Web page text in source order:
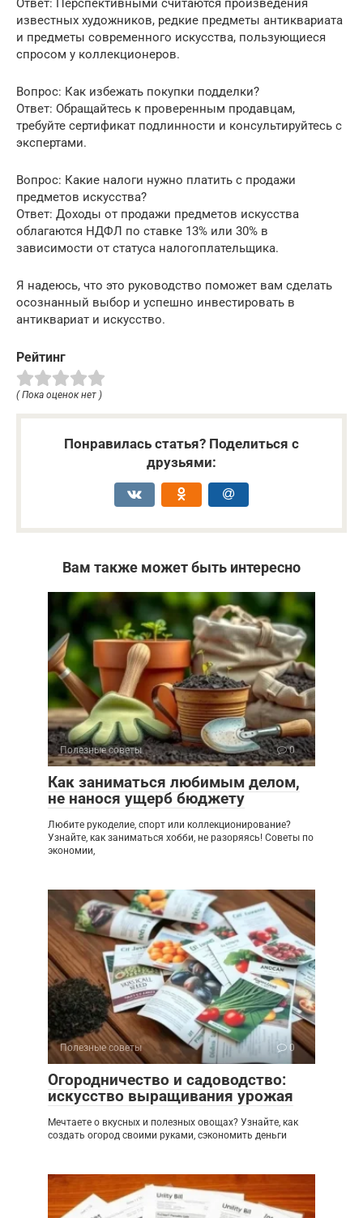
Ответ: Перспективными считаются произведения
известных художников, редкие предметы антиквариата
и предметы современного искусства, пользующиеся
спросом у коллекционеров.
Вопрос: Как избежать покупки подделки?
Ответ: Обращайтесь к проверенным продавцам,
требуйте сертификат подлинности и консультируйтесь с
экспертами.
Вопрос: Какие налоги нужно платить с продажи
предметов искусства?
Ответ: Доходы от продажи предметов искусства
облагаются НДФЛ по ставке 13% или 30% в
зависимости от статуса налогоплательщика.
Я надеюсь, что это руководство поможет вам сделать
осознанный выбор и успешно инвестировать в
антиквариат и искусство.
Рейтинг
( Пока оценок нет )
Понравилась статья? Поделиться с
друзьями:
Вам также может быть интересно
Полезные советы 0
Как заниматься любимым делом,
не нанося ущерб бюджету
Любите рукоделие, спорт или коллекционирование?
Узнайте, как заниматься хобби, не разоряясь! Советы по
экономии,
Полезные советы 0
Огородничество и садоводство:
искусство выращивания урожая
Мечтаете о вкусных и полезных овощах? Узнайте, как
создать огород своими руками, сэкономить деньги